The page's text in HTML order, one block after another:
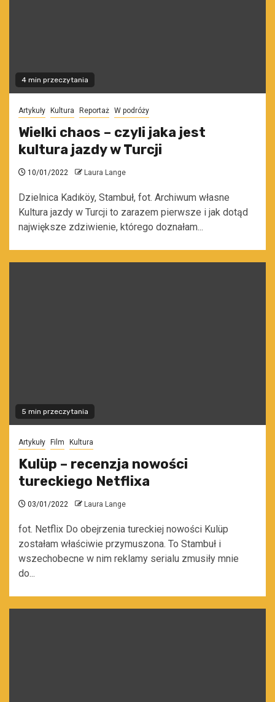
4 min przeczytania
Artykuły Kultura Reportaż W podróży
Wielki chaos – czyli jaka jest
kultura jazdy w Turcji
10/01/2022 Laura Lange
Dzielnica Kadıköy, Stambuł, fot. Archiwum własne
Kultura jazdy w Turcji to zarazem pierwsze i jak dotąd
największe zdziwienie, którego doznałam...
5 min przeczytania
Artykuły Film Kultura
Kulüp – recenzja nowości
tureckiego Netflixa
03/01/2022 Laura Lange
fot. Netflix Do obejrzenia tureckiej nowości Kulüp
zostałam właściwie przymuszona. To Stambuł i
wszechobecne w nim reklamy serialu zmusiły mnie
do...